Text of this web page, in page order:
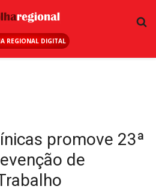
REGIONAL DIGITAL
promove 23ª
de